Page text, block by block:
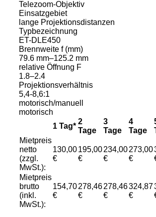
Telezoom-Objektiv
Einsatzgebiet
lange Projektionsdistanzen
Typbezeichnung
ET-DLE450
Brennweite f (mm)
79.6 mm–125.2 mm
relative Öffnung F
1.8–2.4
Projektionsverhältnis
5,4-8,6:1
motorisch/manuell
motorisch
1 Tag*
2
Tage
3
Tage
4
Tage
Mietpreis
netto
(zzgl.
MwSt.):
130,00
€
195,00
€
234,00
€
273,00
€
Mietpreis
brutto
(inkl.
MwSt.):
154,70
€
278,46
€
278,46
€
324,87
€